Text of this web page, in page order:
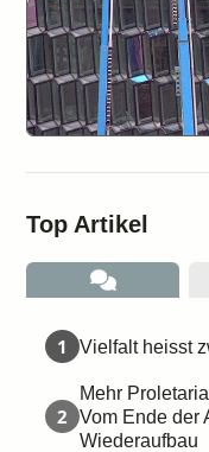
Top Artikel
1 Vielfalt heisst
2
Mehr
Vom Ende der
Wiederaufbau